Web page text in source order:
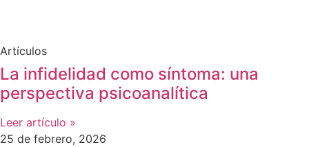
Artículos
La infidelidad como síntoma: una
perspectiva psicoanalítica
Leer artículo »
25 de febrero, 2026